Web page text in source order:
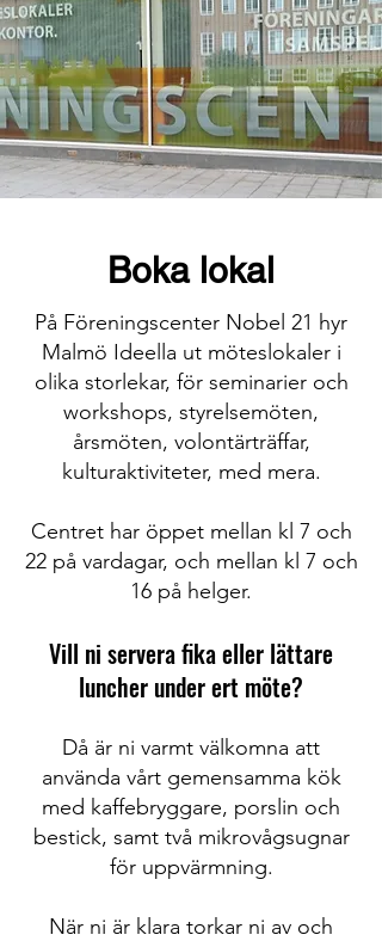
Boka lokal
På Föreningscenter Nobel 21 hyr
Malmö Ideella ut möteslokaler i
olika storlekar, för seminarier och
workshops, styrelsemöten,
årsmöten, volontärträffar,
kulturaktiviteter, med mera.
Centret har öppet mellan kl 7 och
22 på vardagar, och mellan kl 7 och
16 på helger.
Vill ni servera fika eller lättare
luncher under ert möte?
Då är ni varmt välkomna att
använda vårt gemensamma kök
med kaffebryggare, porslin och
bestick, samt två mikrovågsugnar
för uppvärmning.
När ni är klara torkar ni av och